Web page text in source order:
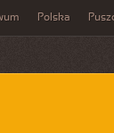
Polska